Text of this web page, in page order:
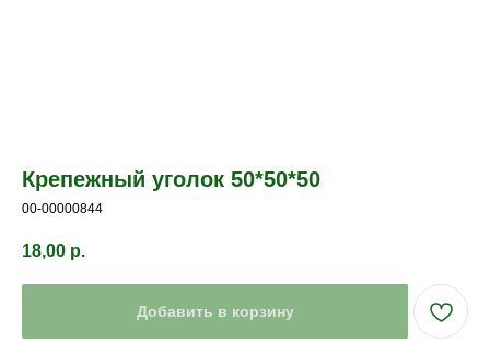
Крепежный уголок 50*50*50
00-00000844
18,00 р.
Добавить в корзину